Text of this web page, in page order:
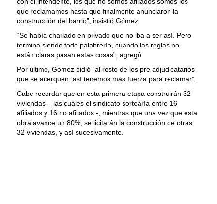
con el intendente, los que no somos afiliados somos los
que reclamamos hasta que finalmente anunciaron la
construcción del barrio”, insistió Gómez.
“Se había charlado en privado que no iba a ser así. Pero
termina siendo todo palabrerío, cuando las reglas no
están claras pasan estas cosas”, agregó.
Por último, Gómez pidió “al resto de los pre adjudicatarios
que se acerquen, así tenemos más fuerza para reclamar”.
Cabe recordar que en esta primera etapa construirán 32
viviendas – las cuáles el sindicato sortearía entre 16
afiliados y 16 no afiliados -, mientras que una vez que esta
obra avance un 80%, se licitarán la construcción de otras
32 viviendas, y así sucesivamente.